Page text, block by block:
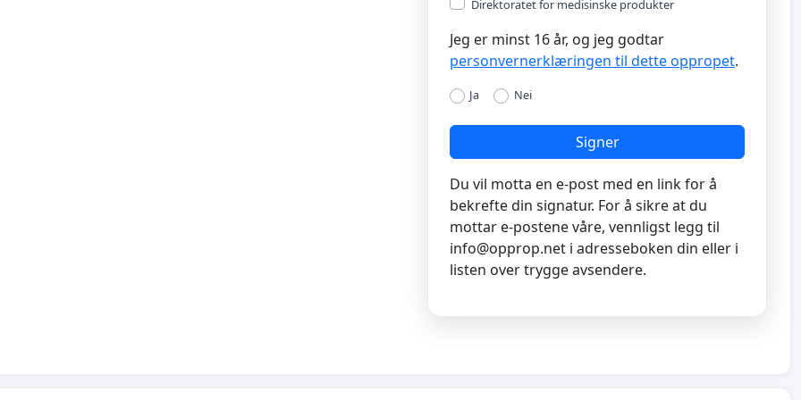
Direktoratet for medisinske produkter
Jeg er minst 16 år, og jeg godtar
personvernerklæringen til dette oppropet.
Ja Nei
Signer
Du vil motta en e-post med en link for å
bekrefte din signatur. For å sikre at du
mottar e-postene våre, vennligst legg til
info@opprop.net i adresseboken din eller i
listen over trygge avsendere.